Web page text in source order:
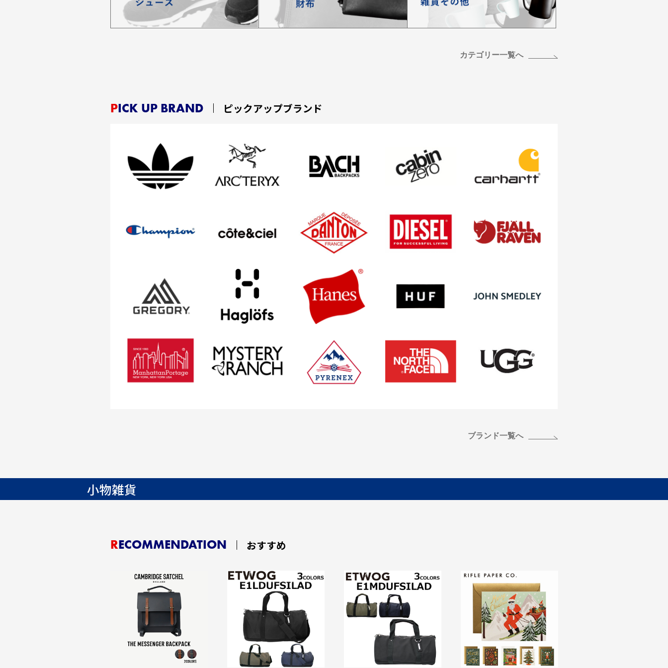
カテゴリー一覧へ
PICK UP BRAND ピックアップブランド
ブランド一覧へ
小物雑貨
RECOMMENDATION おすすめ